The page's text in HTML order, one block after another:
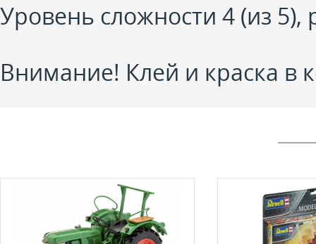
Уровень сложности 4 (из
Внимание! Клей и краска в